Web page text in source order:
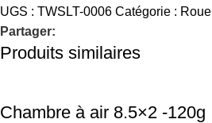
UGS : TWSLT-0006 Catégorie : Roue
Partager:
Produits similaires
Chambre à air 8.5×2 -120g